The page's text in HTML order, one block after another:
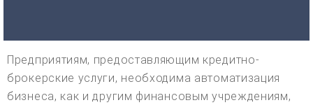
Предприятиям, предоставляющим кредитно-
брокерские услуги, необходима автоматизация
бизнеса, как и другим финансовым учреждениям,